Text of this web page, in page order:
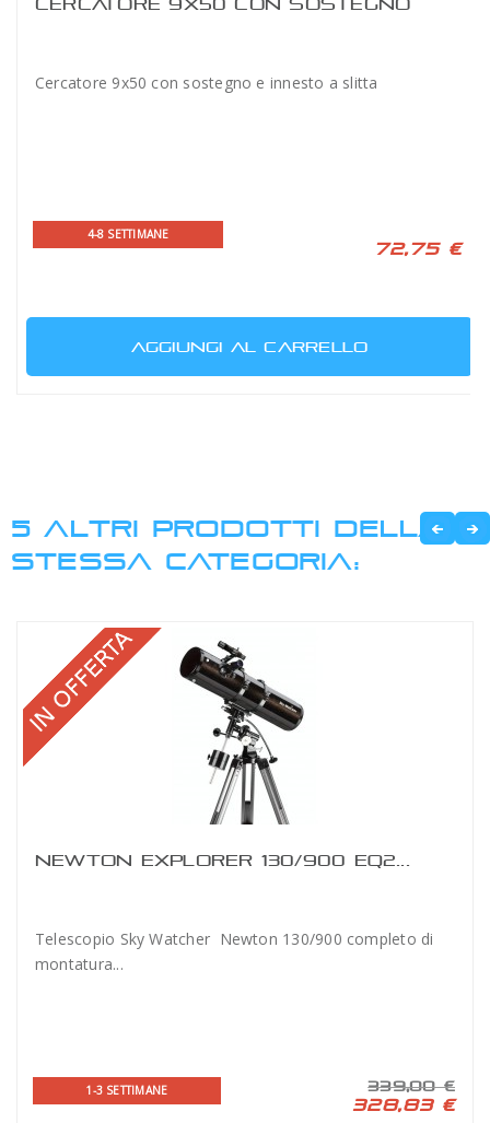
CERCATORE 9X50 CON SOSTEGNO
Cercatore 9x50 con sostegno e innesto a slitta
4-8 SETTIMANE
72,75 €
AGGIUNGI AL CARRELLO
5 ALTRI PRODOTTI DELLA
STESSA CATEGORIA:
NEWTON EXPLORER 130/900 EQ2...
Telescopio Sky Watcher Newton 130/900 completo di
montatura...
1-3 SETTIMANE 339,00 €
328,83 €